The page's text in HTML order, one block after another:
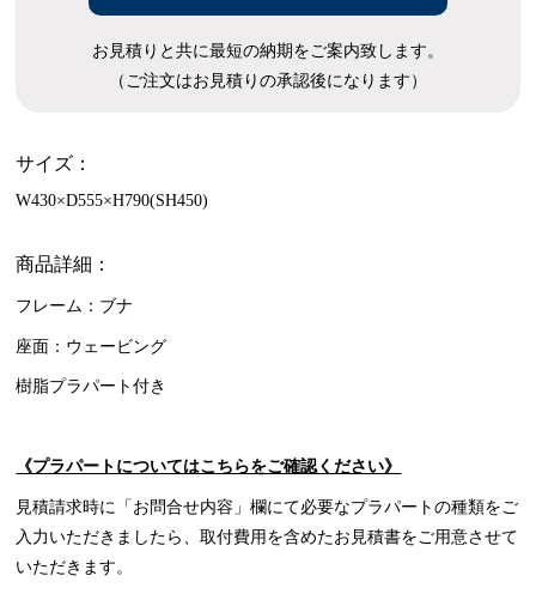
お見積りと共に最短の納期をご案内致します。
（ご注文はお見積りの承認後になります）
サイズ：
W430×D555×H790(SH450)
商品詳細：
フレーム：ブナ
座面：ウェービング
樹脂プラパート付き
《プラパートについてはこちらをご確認ください》
見積請求時に「お問合せ内容」欄にて必要なプラパートの種類をご
入力いただきましたら、取付費用を含めたお見積書をご用意させて
いただきます。